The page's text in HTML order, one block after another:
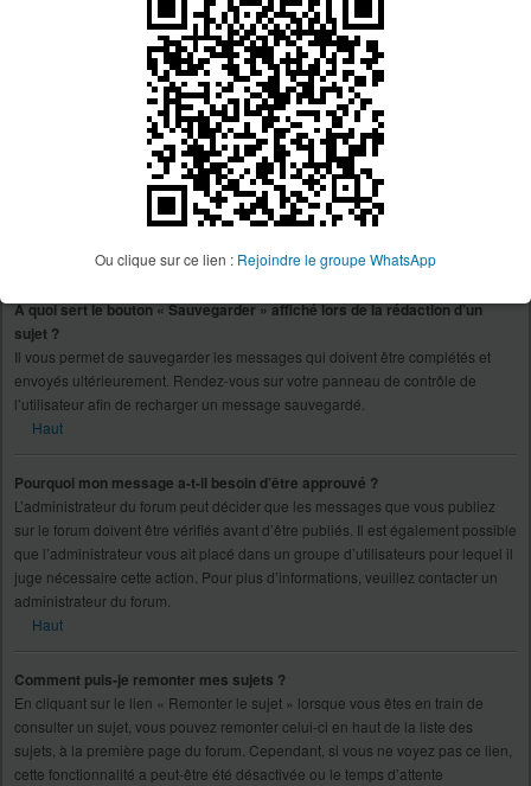
Ou clique sur ce lien : Rejoindre le groupe WhatsApp
décision n’appartient qu’à l’administrateur du forum concerné, le phpBB
Group n’est en aucun cas responsable de ce qui est appliqué ou non. Pour
plus d’informations, veuillez contacter un administrateur du forum.
Comment puis-je rapporter des messages à un modérateur ?
Si l’administrateur du forum a activé cette fonctionnalité, un bouton à cette fin
devrait être affiché à côté du message que vous souhaitez rapporter. En
cliquant sur celui-ci, vous trouverez toutes les étapes nécessaires afin de
rapporter le message.
À quoi sert le bouton « Sauvegarder » affiché lors de la rédaction d’un
sujet ?
Il vous permet de sauvegarder les messages qui doivent être complétés et
envoyés ultérieurement. Rendez-vous sur votre panneau de contrôle de
l’utilisateur afin de recharger un message sauvegardé.
Haut
Pourquoi mon message a-t-il besoin d’être approuvé ?
L’administrateur du forum peut décider que les messages que vous publiez
sur le forum doivent être vérifiés avant d’être publiés. Il est également possible
que l’administrateur vous ait placé dans un groupe d’utilisateurs pour lequel il
juge nécessaire cette action. Pour plus d’informations, veuillez contacter un
administrateur du forum.
Haut
Comment puis-je remonter mes sujets ?
En cliquant sur le lien « Remonter le sujet » lorsque vous êtes en train de
consulter un sujet, vous pouvez remonter celui-ci en haut de la liste des
sujets, à la première page du forum. Cependant, si vous ne voyez pas ce lien,
cette fonctionnalité a peut-être été désactivée ou le temps d’attente